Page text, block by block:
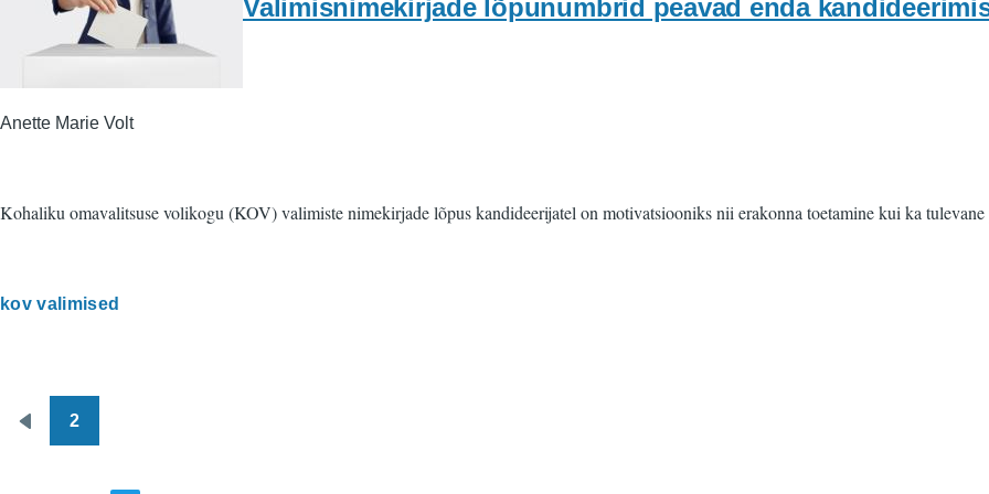
Valimisnimekirjade lõpunumbrid peavad enda
Anette Marie Volt
Kohaliku omavalitsuse volikogu (KOV) valimiste nimekirjade lõpus kandideerijatel on motivatsiooniks nii erakonna toetamine kui ka
kov valimised
Pagination
Eelmine
2